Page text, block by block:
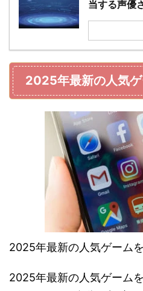
当する声優
2025年最新の人気ゲ
2025年最新の人気ゲーム
2025年最新の人気ゲーム